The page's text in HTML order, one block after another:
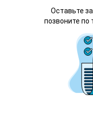
Оставьте
позвоните по